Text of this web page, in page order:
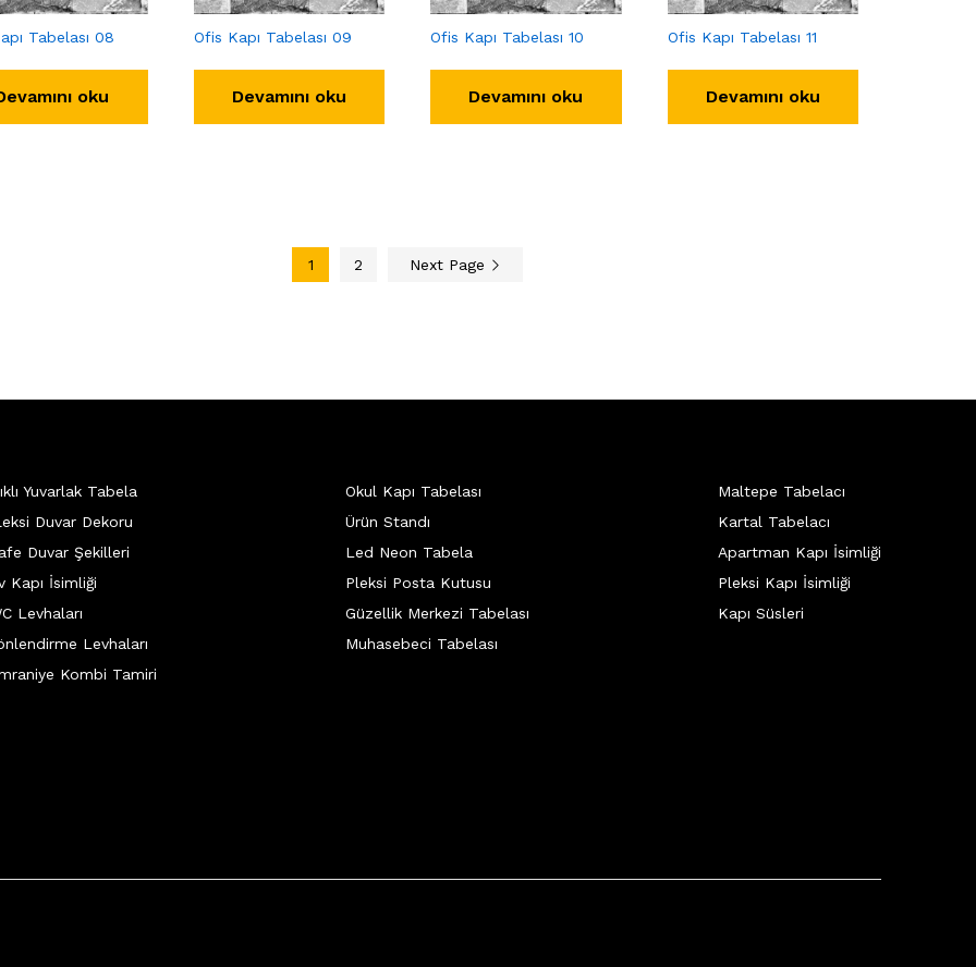
Tabelası 08
oku
Ofis Kapı Tabelası 09
Devamını oku
Ofis Kapı Tabelası 10
Devamını oku
Ofis Kapı Tabelası 11
Devamını oku
1 2 Next Page
Yuvarlak Tabela
Duvar Dekoru
Duvar Şekilleri
Kapı İsimliği
Levhaları
Levhaları
Kombi Tamiri
Okul Kapı Tabelası
Ürün Standı
Led Neon Tabela
Pleksi Posta Kutusu
Güzellik Merkezi Tabelası
Muhasebeci Tabelası
Maltepe Tabelacı
Kartal Tabelacı
Apartman Kapı İsimliği
Pleksi Kapı İsimliği
Kapı Süsleri